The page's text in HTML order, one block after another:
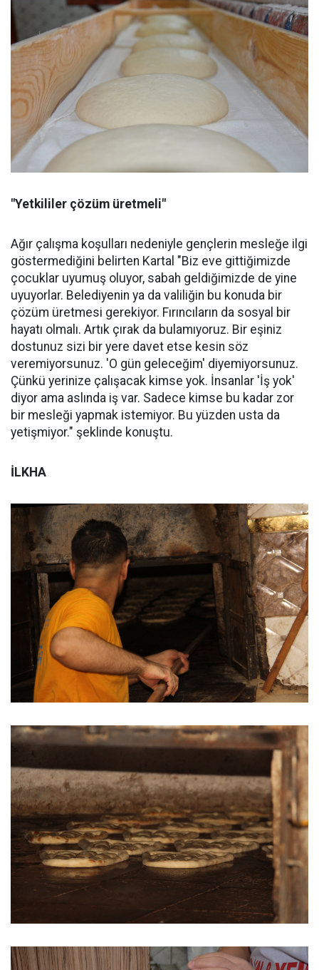
"Yetkililer çözüm üretmeli"
Ağır çalışma koşulları nedeniyle gençlerin mesleğe ilgi
göstermediğini belirten Kartal "Biz eve gittiğimizde
çocuklar uyumuş oluyor, sabah geldiğimizde de yine
uyuyorlar. Belediyenin ya da valiliğin bu konuda bir
çözüm üretmesi gerekiyor. Fırıncıların da sosyal bir
hayatı olmalı. Artık çırak da bulamıyoruz. Bir eşiniz
dostunuz sizi bir yere davet etse kesin söz
veremiyorsunuz. 'O gün geleceğim' diyemiyorsunuz.
Çünkü yerinize çalışacak kimse yok. İnsanlar 'İş yok'
diyor ama aslında iş var. Sadece kimse bu kadar zor
bir mesleği yapmak istemiyor. Bu yüzden usta da
yetişmiyor." şeklinde konuştu.
İLKHA